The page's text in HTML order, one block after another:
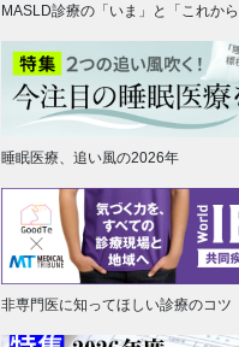
MASLD診療の「いま」と「これから
睡眠医療、追い風の2026年
非専門医に知ってほしい診療のコツ